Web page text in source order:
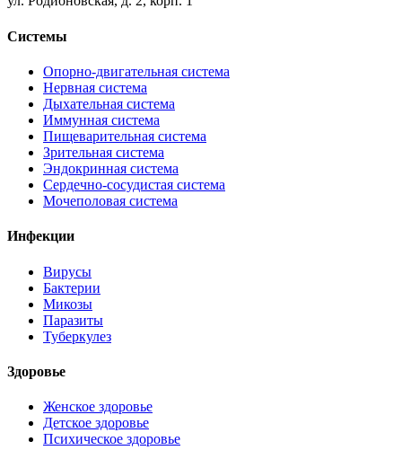
Системы
Опорно-двигательная система
Нервная система
Дыхательная система
Иммунная система
Пищеварительная система
Зрительная система
Эндокринная система
Сердечно-сосудистая система
Мочеполовая система
Инфекции
Вирусы
Бактерии
Микозы
Паразиты
Туберкулез
Здоровье
Женское здоровье
Детское здоровье
Психическое здоровье